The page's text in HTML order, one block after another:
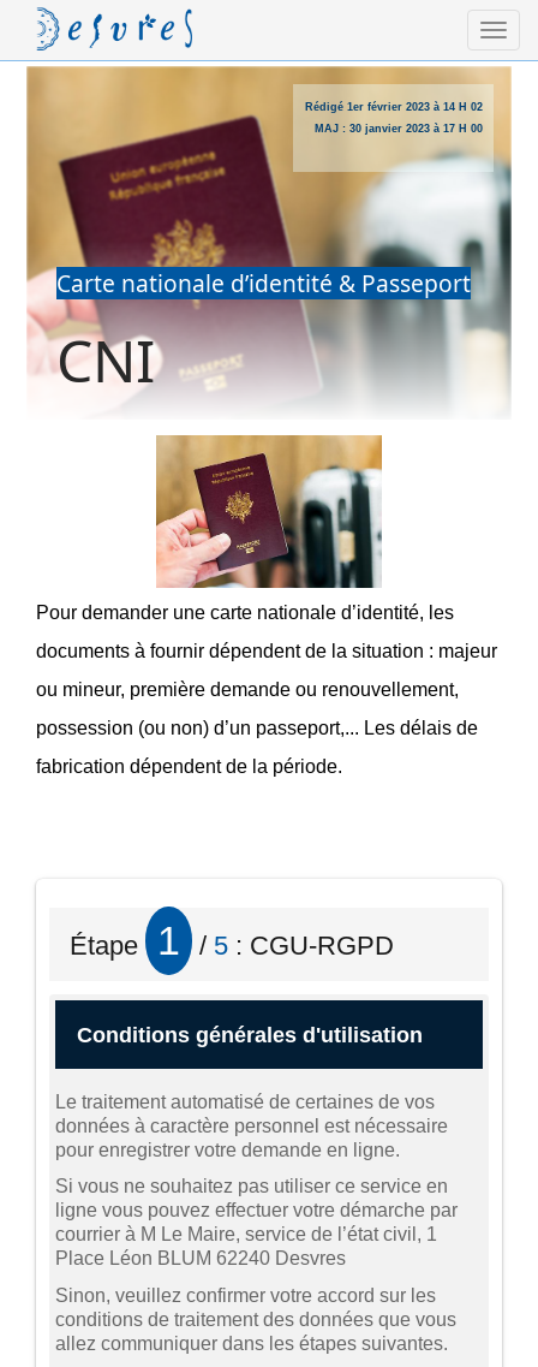
Rédigé 1er février 2023 à 14 H 02
MAJ : 30 janvier 2023 à 17 H 00
Carte nationale d’identité & Passeport
CNI
Pour demander une carte nationale d’identité, les
documents à fournir dépendent de la situation : majeur
ou mineur, première demande ou renouvellement,
possession (ou non) d’un passeport,... Les délais de
fabrication dépendent de la période.
Étape 1 / 5: CGU-RGPD
Conditions générales d'utilisation
Le traitement automatisé de certaines de vos
données à caractère personnel est nécessaire
pour enregistrer votre demande en ligne.
Si vous ne souhaitez pas utiliser ce service en
ligne vous pouvez effectuer votre démarche par
courrier à M Le Maire, service de l’état civil, 1
Place Léon BLUM 62240 Desvres
Sinon, veuillez confirmer votre accord sur les
conditions de traitement des données que vous
allez communiquer dans les étapes suivantes.